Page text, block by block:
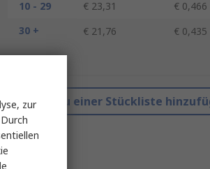
10 - 29
€ 23,31
€ 0,466
30 +
€ 21,76 € 0,435
Zu einer Stückliste
zur